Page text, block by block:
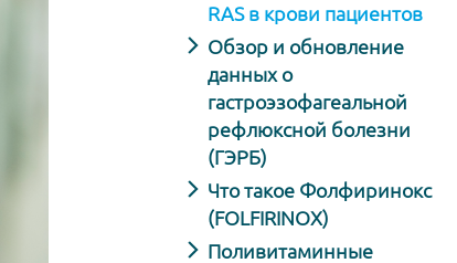
RAS в крови пациентов
Обзор и обновление
данных о
гастроэзофагеальной
рефлюксной болезни
(ГЭРБ)
Что такое Фолфиринокс
(FOLFIRINOX)
Поливитаминные